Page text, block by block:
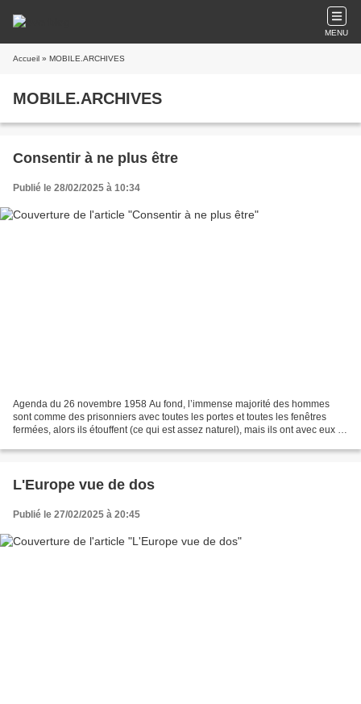
MENU
Accueil » MOBILE.ARCHIVES
MOBILE.ARCHIVES
Consentir à ne plus être
Publié le 28/02/2025 à 10:34
Agenda du 26 novembre 1958 Au fond, l’immense majorité des hommes
sont comme des prisonniers avec toutes les portes et toutes les fenêtres
fermées, alors ils étouffent (ce qui est assez naturel), mais ils ont avec eux la
L'Europe vue de dos
Publié le 27/02/2025 à 20:45